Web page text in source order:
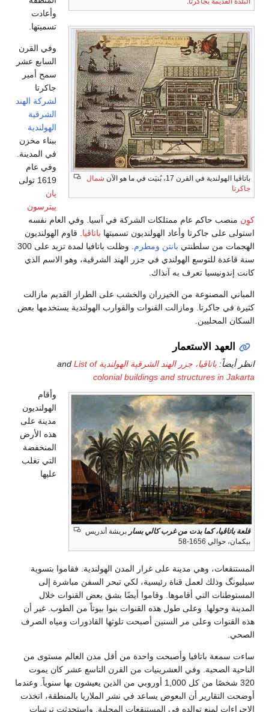
باتاڤيا الهولندية في القرن 17، بُنيَت في ما هو الآن
شمال
جاكرتا
وأعادت
تسميتها.
وفي القرن
السابع عشر
سمح أمير
جاكرتا
لشركة الهند
الشرقية
الهولندية
ببناء مخزن
في المدينة.
وفي عام
1619 تولى
يان
پيترسون
كوِن منصب حاكم عام ممتلكات الشركة في آسيا. وفي العام نفسه
استولى على جاكرتا وأعاد الهولنديون تسميتها باتاڤيا. قاوم الهولنديون
الهجمات من سلطنتي بانتن ومطرم
. وظلت باتافيا لمدة تزيد على 300
سنة قاعدة للتوسع الهولندي في جزر الهند الشرقية، وهو الاسم الذي
كانت إندونيسيا تعرف به آنذاك.
المباني المصنوعة من الخيزران والخشب على الطراز القديم مازالت
كثيرة في جاكرتا. ومازالت القنوات والقوارب الهولندية يستخدمها بعض
السكان المحليين.
العهد الاستعمار
انظر أيضاً: باتاڤيا، جزر الهند الشرقية الهولندية and
List of
colonial buildings and structures in Jakarta
قلعة باتاڤيا، كما بدت من غرب كالي بسار بريشة أندريس
بيكمان، حوالي 1656-58
وأقام
الهولنديون
مدينة على
هذه الأرض
المنخفضة
التي تغلب
عليها
المستنقعات، وهي مدينة على غرار المدن الهولندية. فقاموا بتسوية
سيليونگ وذلك لعمل قناة رئيسية، لكي تبحر السفن مباشرة إلى
المستوطنات التي أقاموها. وقاموا أيضًا بشق بعض القنوات خلال
المدينة وحولها. وعلى طول هذه القنوات بنوا بيوتاً من الطوب. غير أن
هذه القنوات وعلى مر السنين أصبحت تلوثها القاذورات ومياه الصرف
الصحي.
ساءت سمعة باتافيا وأصبحت واحدة من أقل مدن العالم مستوى من
الناحية الصحية. وفي العشرينيات من القرن التاسع عشر كان يموت
320 شخصًا من كل 1,000 أوروبي من الذين يعيشون بها سنوياً. وعندما
أوضحت التقارير أن البعوض يساعد في نشر الملاريا بالمنطقة، اتخذت
الإجراءات لمنع توالده في المستنقعات المحلية. واستحدثت ترتيبات